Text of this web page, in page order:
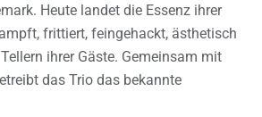
Heute landet die Essenz ihrer
frittiert, feingehackt, ästhetisch
ihrer Gäste. Gemeinsam mit
das Trio das bekannte